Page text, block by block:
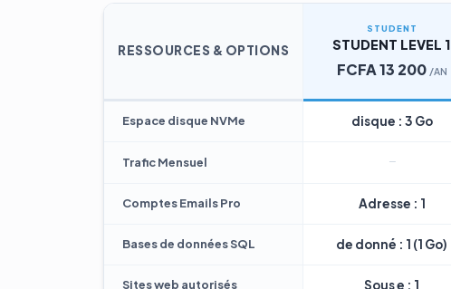
RESSOURCES & OPTIONS
STUDENT
STUDENT LEVEL 1
FCFA 13 200 /AN
Espace disque NVMe disque : 3 Go
Trafic Mensuel
Comptes Emails Pro Adresse : 1
Bases de données SQL de donné : 1 (1 Go)
Sites web autorisés Sous e : 1